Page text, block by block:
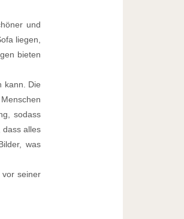
und
liegen,
bieten
kann. Die
sodass
dass alles
was
vor seiner